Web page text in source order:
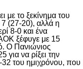
με το ξεκίνημα του
7 (27-20), αλλά η
8-0 και ένα
ξέφυγε με 15
Ο Πανιώνιος
για να ρίξει την
32 του ημιχρόνου, που